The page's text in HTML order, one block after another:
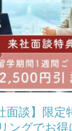
面談】限定
ングでお得